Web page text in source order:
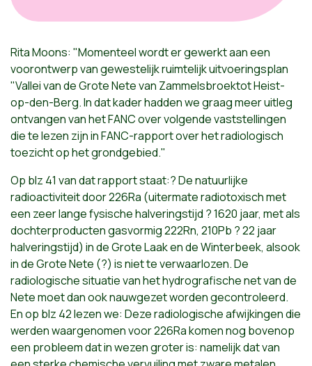
Rita Moons: "Momenteel wordt er gewerkt aan een
voorontwerp van gewestelijk ruimtelijk uitvoeringsplan
"Vallei van de Grote Nete van Zammelsbroektot Heist-
op-den-Berg. In dat kader hadden we graag meer uitleg
ontvangen van het FANC over volgende vaststellingen
die te lezen zijn in FANC-rapport over het radiologisch
toezicht op het grondgebied."
Op blz 41 van dat rapport staat:? De natuurlijke
radioactiviteit door 226Ra (uitermate radiotoxisch met
een zeer lange fysische halveringstijd ? 1620 jaar, met als
dochterproducten gasvormig 222Rn, 210Pb ? 22 jaar
halveringstijd) in de Grote Laak en de Winterbeek, alsook
in de Grote Nete (?) is niet te verwaarlozen. De
radiologische situatie van het hydrografische net van de
Nete moet dan ook nauwgezet worden gecontroleerd.
En op blz 42 lezen we: Deze radiologische afwijkingen die
werden waargenomen voor 226Ra komen nog bovenop
een probleem dat in wezen groter is: namelijk dat van